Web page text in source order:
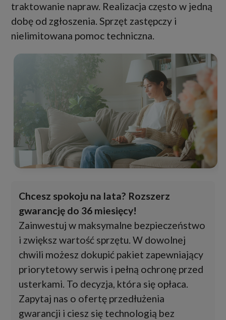
traktowanie napraw. Realizacja często w jedną
dobę od zgłoszenia. Sprzęt zastępczy i
nielimitowana pomoc techniczna.
Chcesz spokoju na lata? Rozszerz
gwarancję do 36 miesięcy!
Zainwestuj w maksymalne bezpieczeństwo
i zwiększ wartość sprzętu. W dowolnej
chwili możesz dokupić pakiet zapewniający
priorytetowy serwis i pełną ochronę przed
usterkami. To decyzja, która się opłaca.
Zapytaj nas o ofertę przedłużenia
gwarancji i ciesz się technologią bez